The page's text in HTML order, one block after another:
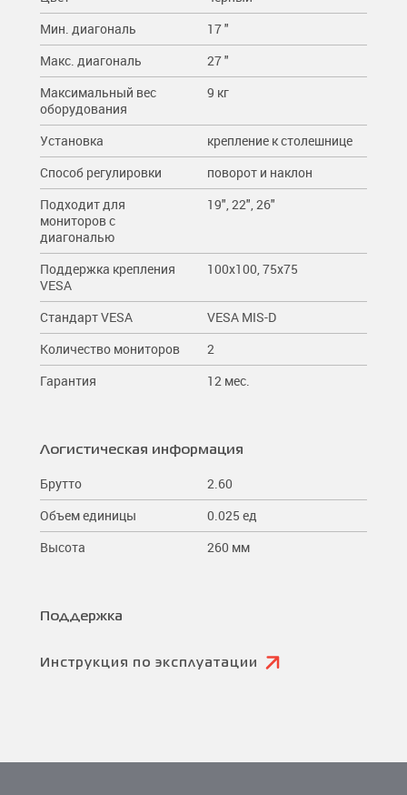
Мин. диагональ
17 "
Макс. диагональ
27 "
Максимальный вес
оборудования
9 кг
Установка
крепление к столешнице
Способ регулировки
поворот и наклон
Подходит для
мониторов c
диагональю
19", 22", 26"
Поддержка крепления
VESA
100x100, 75x75
Стандарт VESA
VESA MIS-D
Количество мониторов
2
Гарантия
12 мес.
Логистическая информация
Брутто
2.60
Объем единицы
0.025 ед
Высота
260 мм
Поддержка
Инструкция по эксплуатации